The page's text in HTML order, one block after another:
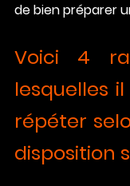
de bien préparer
Voici 4
lesquelles
répéter
disposition